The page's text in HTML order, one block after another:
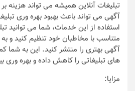
تبلیغات آنلاین همیشه می‌ تواند هزینه‌ بر
آگهی می‌ تواند باعث بهبود بهره‌ وری
استفاده از این خدمات، شما می‌ توانید
متناسب با مخاطبان خود تنظیم کنید و به
آگهی بهتری را منتشر کنید. این به شما
های تبلیغاتی را کاهش داده و بهره‌ وری
مزایا: